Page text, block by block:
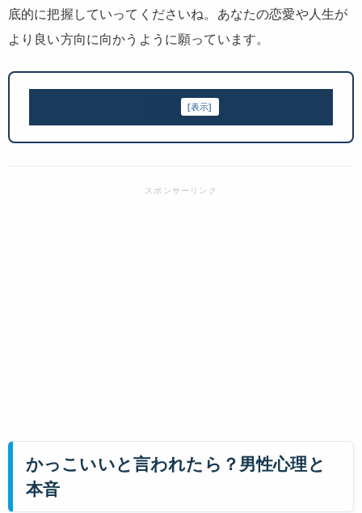
底的に把握していってくださいね。あなたの恋愛や人生が
より良い方向に向かうように願っています。
[表示]
かっこいいと言われたら？男性心理と
本音